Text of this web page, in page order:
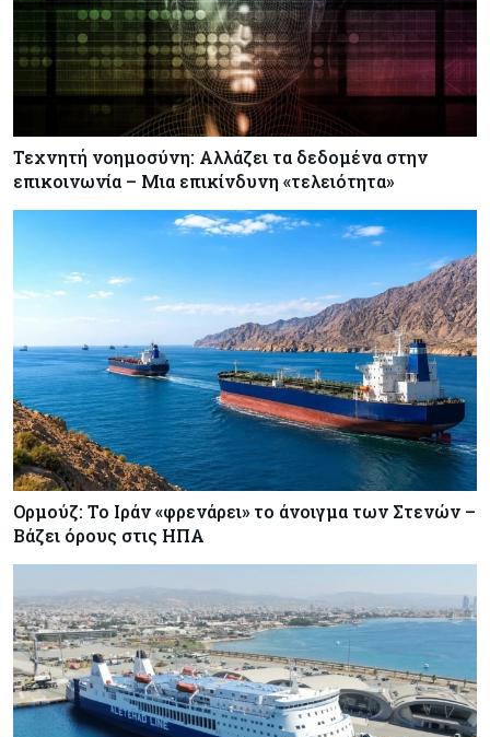
Τεχνητή νοημοσύνη: Αλλάζει τα δεδομένα στην
επικοινωνία – Μια επικίνδυνη «τελειότητα»
Ορμούζ: Το Ιράν «φρενάρει» το άνοιγμα των Στενών –
Βάζει όρους στις ΗΠΑ